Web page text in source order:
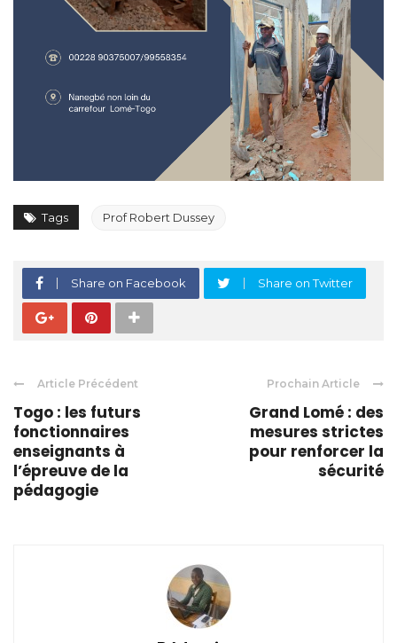
Tags Prof Robert Dussey
Share on Facebook Share on Twitter
Article Précédent
Togo : les futurs
fonctionnaires
enseignants à
l’épreuve de la
pédagogie
Prochain Article
Grand Lomé : des
mesures strictes
pour renforcer la
sécurité